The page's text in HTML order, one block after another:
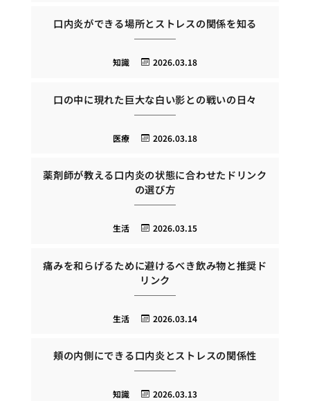
口内炎ができる場所とストレスの関係を知る
2026.03.18
知識
口の中に現れた巨大な白い影との戦いの日々
2026.03.18
医療
薬剤師が教える口内炎の状態に合わせたドリンク
の選び方
2026.03.15
生活
痛みを和らげるために避けるべき飲み物と推奨ド
リンク
2026.03.14
生活
頬の内側にできる口内炎とストレスの関係性
2026.03.13
知識